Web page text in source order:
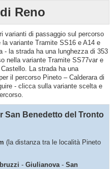
Reno
varianti di passaggio sul percorso
variante Tramite SS16 e A14 e
- la strada ha una lunghezza di 353
nella variante Tramite SS77var e
La strada ha una
il percorso Pineto – Calderara di
- clicca sulla variante scelta e
San Benedetto del Tronto
(la distanza tra le località Pineto
- Giulianova- San